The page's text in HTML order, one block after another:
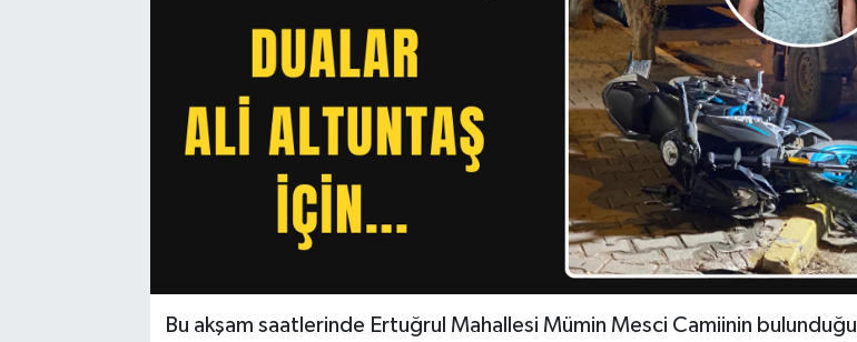
Bu akşam saatlerinde Ertuğrul Mahallesi Mümin Mesci Camiinin bulunduğu